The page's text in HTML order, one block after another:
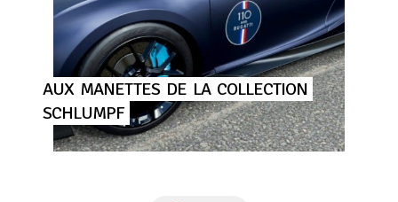
AUX MANETTES DE LA COLLECTION
SCHLUMPF